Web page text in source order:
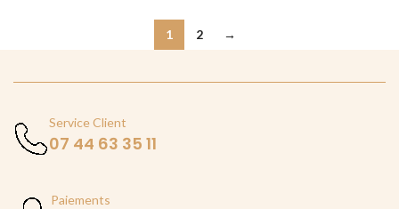
1 2 →
Service Client
07 44 63 35 11
Paiements